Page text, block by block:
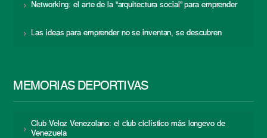
Networking: el arte de la “arquitectura social” para emprender
Las ideas para emprender no se inventan, se descubren
MEMORIAS DEPORTIVAS
Club Veloz Venezolano: el club ciclístico más longevo de
Venezuela